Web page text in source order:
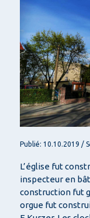
Publié: 10.10.2019 /
L’église fut
inspecteur en
construction fut
orgue fut